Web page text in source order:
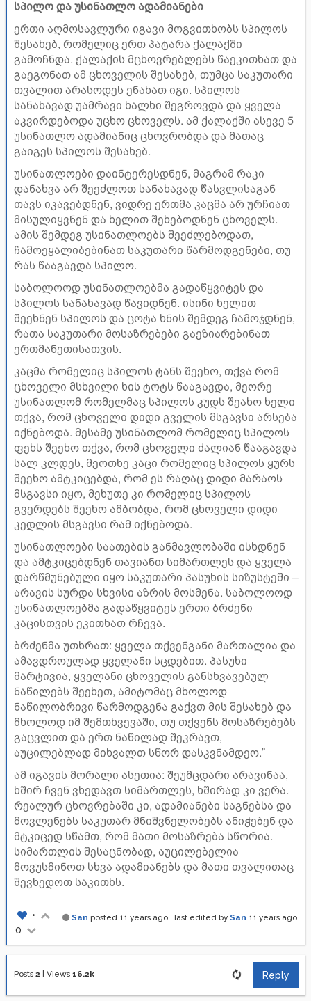
სპილო და უსინათლო ადამიანები
ერთი აღმოსავლური იგავი მოგვითხობს სპილოს
შესახებ, რომელიც ერთ პატარა ქალაქში
გამოჩნდა. ქალაქის მცხოვრებლებს წაეკითხათ და
გაეგონათ ამ ცხოველის შესახებ, თუმცა საკუთარი
თვალით არასოდეს ენახათ იგი. სპილოს
სანახავად უამრავი ხალხი შეგროვდა და ყველა
აკვირდებოდა უცხო ცხოველს. ამ ქალაქში ასევე 5
უსინათლო ადამიანიც ცხოვრობდა და მათაც
გაიგეს სპილოს შესახებ.
უსინათლოები დაინტერესდნენ, მაგრამ რაკი
დანახვა არ შეეძლოთ სანახავად წასვლისაგან
თავს იკავებდნენ, ვიდრე ერთმა კაცმა არ ურჩიათ
მისულიყვნენ და ხელით შეხებოდნენ ცხოველს.
ამის შემდეგ უსინათლოებს შეეძლებოდათ,
ჩამოეყალიბებინათ საკუთარი წარმოდგენები, თუ
რას წააგავდა სპილო.
საბოლოოდ უსინათლოებმა გადაწყვიტეს და
სპილოს სანახავად წავიდნენ. ისინი ხელით
შეეხნენ სპილოს და ცოტა ხნის შემდეგ ჩამოჯდნენ,
რათა საკუთარი მოსაზრებები გაეზიარებინათ
ერთმანეთისათვის.
კაცმა რომელიც სპილოს ტანს შეეხო, თქვა რომ
ცხოველი მსხვილი ხის ტოტს წააგავდა, მეორე
უსინათლომ რომელმაც სპილოს კუდს შეახო ხელი
თქვა, რომ ცხოველი დიდი გველის მსგავსი არსება
იქნებოდა. მესამე უსინათლომ რომელიც სპილოს
ფეხს შეეხო თქვა, რომ ცხოველი ძალიან წააგავდა
სალ კლდეს, მეოთხე კაცი რომელიც სპილოს ყურს
შეეხო ამტკიცებდა, რომ ეს რაღაც დიდი მარაოს
მსგავსი იყო, მეხუთე კი რომელიც სპილოს
გვერდებს შეეხო ამბობდა, რომ ცხოველი დიდი
კედლის მსგავსი რამ იქნებოდა.
უსინათლოები საათების განმავლობაში ისხდნენ
და ამტკიცებდნენ თავიანთ სიმართლეს და ყველა
დარწმუნებული იყო საკუთარი პასუხის სიზუსტეში –
არავის სურდა სხვისი აზრის მოსმენა. საბოლოოდ
უსინათლოებმა გადაწყვიტეს ერთი ბრძენი
კაცისთვის ეკითხათ რჩევა.
ბრძენმა უთხრათ: ყველა თქვენგანი მართალია და
ამავდროულად ყველანი სცდებით. პასუხი
მარტივია, ყველანი ცხოველის განსხვავებულ
ნაწილებს შეეხეთ, ამიტომაც მხოლოდ
ნაწილობრივი წარმოდგენა გაქვთ მის შესახებ და
მხოლოდ იმ შემთხვევაში, თუ თქვენს მოსაზრებებს
გაცვლით და ერთ ნაწილად შეკრავთ,
აუცილებლად მიხვალთ სწორ დასკვნამდეო.”
ამ იგავის მორალი ასეთია: შეუმცდარი არავინაა,
ხშირ ჩვენ ვხედავთ სიმართლეს, ხშირად კი ვერა.
რეალურ ცხოვრებაში კი, ადამიანები საგნებსა და
მოვლენებს საკუთარ მნიშვნელობებს ანიჭებენ და
მტკიცედ სწამთ, რომ მათი მოსაზრება სწორია.
სიმართლის შესაცნობად, აუცილებელია
მოვუსმინოთ სხვა ადამიანებს და მათი თვალითაც
შევხედოთ საკითხს.
San posted 11 years ago , last edited by San 11 years ago
•
0
Posts 2 Views 16.2k Reply